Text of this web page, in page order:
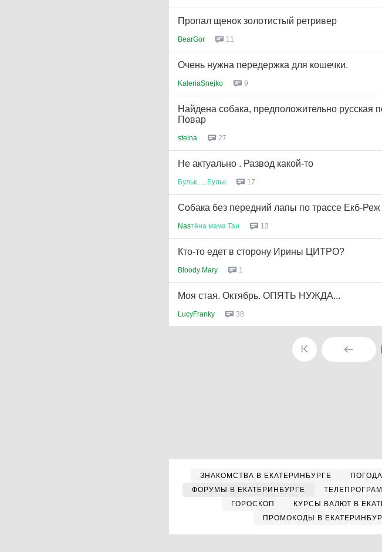
Пропал щенок золотистый ретривер
BearGor 11
Очень нужна передержка для кошечки.
KaleriaSnejko 9
Найдена собака, предположительно русская
Повар
steina 27
Не актуально . Развод какой-то
Бульк Бульк 17
Собака без передний лапы по трассе Екб-Реж
Nasтёна мама Таи 13
Кто-то едет в сторону Ирины ЦИТРО?
Bloody Mary 1
Моя стая. Октябрь. ОПЯТЬ НУЖДА...
LucyFranky 38
ЗНАКОМСТВА В ЕКАТЕРИНБУРГЕ
ФОРУМЫ В ЕКАТЕРИНБУРГЕ
ГОРОСКОП
КУРСЫ ВАЛЮТ В
ПРОМОКОДЫ В